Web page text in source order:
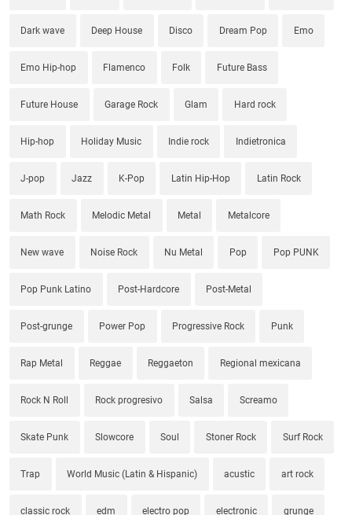
Dark wave Deep House Disco Dream Pop Emo
Emo Hip-hop Flamenco Folk Future Bass
Future House Garage Rock Glam Hard rock
Hip-hop Holiday Music Indie rock Indietronica
J-pop Jazz K-Pop Latin Hip-Hop Latin Rock
Math Rock Melodic Metal Metal Metalcore
New wave Noise Rock Nu Metal Pop Pop PUNK
Pop Punk Latino Post-Hardcore Post-Metal
Post-grunge Power Pop Progressive Rock Punk
Rap Metal Reggae Reggaeton Regional mexicana
Rock N Roll Rock progresivo Salsa Screamo
Skate Punk Slowcore Soul Stoner Rock Surf Rock
Trap World Music (Latin & Hispanic) acustic art rock
classic rock edm electro pop electronic grunge